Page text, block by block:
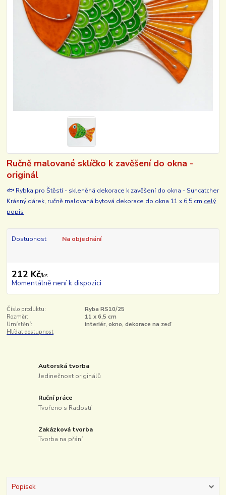
Ručně malované sklíčko k zavěšení do okna -
originál
🐟 Rybka pro Štěstí - skleněná dekorace k zavěšení do okna - Suncatcher
Krásný dárek, ručně malovaná bytová dekorace do okna 11 x 6,5 cm celý
popis
Dostupnost Na objednání
212 Kč/ks
Momentálně není k dispozici
Číslo produktu:
Ryba RS10/25
Rozměr:
11 x 6,5 cm
Umístění:
interiér, okno, dekorace na zeď
Hlídat dostupnost
Autorská tvorba
Jedinečnost originálů
Ruční práce
Tvořeno s Radostí
Zakázková tvorba
Tvorba na přání
Popisek